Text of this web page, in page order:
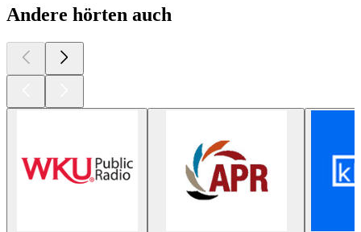
Andere hörten auch